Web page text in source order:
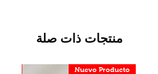
منتجات ذات صلة
Nuevo Producto